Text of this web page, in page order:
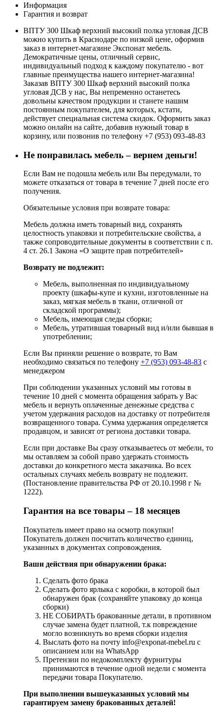
Информация
Гарантия и возврат
ВПТУ 300 Шкаф верхний высокий полка угловая ДСВ
можно купить в Краснодаре по низкой цене, оформив
заказ в интернет-магазине Экспонат мебель.
Демократичные цены, отличный сервис,
индивидуальный подход к каждому покупателю - вот
главные преимущества нашего интернет-магазина!
Заказав ВПТУ 300 Шкаф верхний высокий полка
угловая ДСВ у нас, Вы непременно останетесь
довольны качеством продукции и станете нашим
постоянным покупателем, для которых, кстати,
действует специальная система скидок. Оформить заказ
можно онлайн на сайте, добавив нужный товар в
корзину, или позвонив по телефону +7 (953) 093-48-83
Не понравилась мебель – вернем деньги!
Если Вам не подошла мебель или Вы передумали, то
можете отказаться от товара в течение 7 дней после его
получения.
Обязательные условия при возврате товара:
Мебель должна иметь товарный вид, сохранять
целостность упаковки и потребительские свойства, а
также сопроводительные документы в соответствии с п.
4 ст. 26.1 Закона «О защите прав потребителей»
Возврату не подлежит:
Мебель, выполненная по индивидуальному
проекту (шкафы-купе и кухни, изготовленные на
заказ, мягкая мебель в ткани, отличной от
складской программы);
Мебель, имеющая следы сборки;
Мебель, утратившая товарный вид и/или бывшая в
употреблении;
Если Вы приняли решение о возврате, то Вам
необходимо связаться по телефону +7 (953) 093-48-83 с
менеджером
При соблюдении указанных условий мы готовы в
течение 10 дней с момента обращения забрать у Вас
мебель и вернуть оплаченные денежные средства с
учетом удержания расходов на доставку от потребителя
возвращенного товара. Сумма удержания определяется
продавцом, и зависят от региона доставки товара.
Если при доставке Вы сразу отказываетесь от мебели, то
мы оставляем за собой право удержать стоимость
доставки до конкретного места заказчика. Во всех
остальных случаях мебель возврату не подлежит.
(Постановление правительства РФ от 20.10.1998 г №
1222).
Гарантия на все товары – 18 месяцев
Покупатель имеет право на осмотр покупки!
Покупатель должен посчитать количество единиц,
указанных в документах сопровождения.
Ваши действия при обнаружении брака:
Сделать фото брака
Сделать фото ярлыка с коробки, в которой был
обнаружен брак (сохраняйте упаковку до конца
сборки)
НЕ СОБИРАТЬ бракованные детали, в противном
случае замена будет платной, т.к повреждение
могло возникнуть во время сборки изделия
Выслать фото на почту info@exponat-mebel.ru с
описанием или на WhatsApp
Претензии по недокомплекту фурнитуры
принимаются в течение одной недели с момента
передачи товара Покупателю.
При выполнении вышеуказанных условий мы
гарантируем замену бракованных деталей!